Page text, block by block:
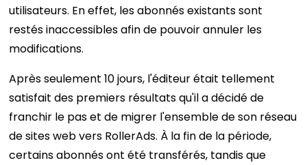
utilisateurs. En effet, les abonnés existants sont
restés inaccessibles afin de pouvoir annuler les
modifications.
Après seulement 10 jours, l'éditeur était tellement
satisfait des premiers résultats qu'il a décidé de
franchir le pas et de migrer l'ensemble de son réseau
de sites web vers RollerAds. À la fin de la période,
certains abonnés ont été transférés, tandis que